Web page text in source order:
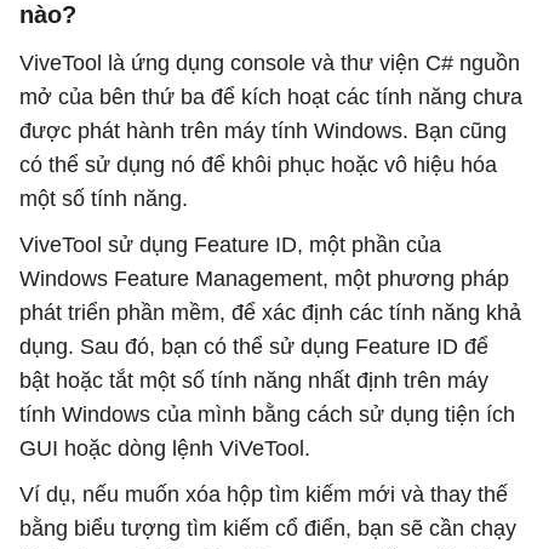
nào?
ViveTool là ứng dụng console và thư viện C# nguồn
mở của bên thứ ba để kích hoạt các tính năng chưa
được phát hành trên máy tính Windows. Bạn cũng
có thể sử dụng nó để khôi phục hoặc vô hiệu hóa
một số tính năng.
ViveTool sử dụng Feature ID, một phần của
Windows Feature Management, một phương pháp
phát triển phần mềm, để xác định các tính năng khả
dụng. Sau đó, bạn có thể sử dụng Feature ID để
bật hoặc tắt một số tính năng nhất định trên máy
tính Windows của mình bằng cách sử dụng tiện ích
GUI hoặc dòng lệnh ViVeTool.
Ví dụ, nếu muốn xóa hộp tìm kiếm mới và thay thế
bằng biểu tượng tìm kiếm cổ điển, bạn sẽ cần chạy